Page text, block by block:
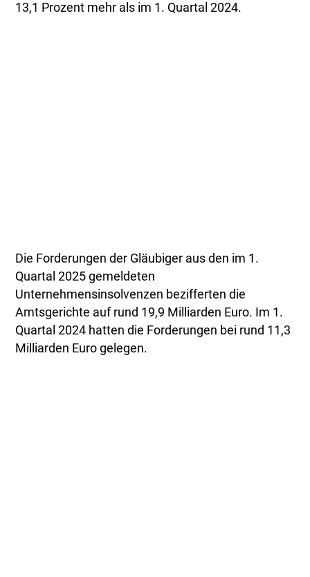
13,1 Prozent mehr als im 1. Quartal 2024.
Die Forderungen der Gläubiger aus den im 1.
Quartal 2025 gemeldeten
Unternehmensinsolvenzen bezifferten die
Amtsgerichte auf rund 19,9 Milliarden Euro. Im 1.
Quartal 2024 hatten die Forderungen bei rund 11,3
Milliarden Euro gelegen.